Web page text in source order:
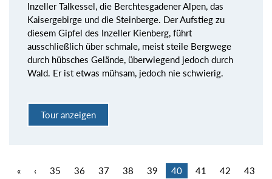
Inzeller Talkessel, die Berchtesgadener Alpen, das
Kaisergebirge und die Steinberge. Der Aufstieg zu
diesem Gipfel des Inzeller Kienberg, führt
ausschließlich über schmale, meist steile Bergwege
durch hübsches Gelände, überwiegend jedoch durch
Wald. Er ist etwas mühsam, jedoch nie schwierig.
Tour anzeigen
« ‹ 35 36 37 38 39 40 41 42
43